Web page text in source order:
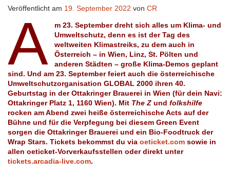
Veröffentlicht am 19. September 2022 von CR
A
m 23. September dreht sich alles um Klima- und
Umweltschutz, denn es ist der Tag des
weltweiten Klimastreiks, zu dem auch in
Österreich – in Wien, Linz, St. Pölten und
anderen Städten – große Klima-Demos geplant
sind. Und am 23. September feiert auch die österreichische
Umweltschutzorganisation GLOBAL 2000 ihren 40.
Geburtstag in der Ottakringer Brauerei in Wien (für dein Navi:
Ottakringer Platz 1, 1160 Wien). Mit The Z und folkshilfe
rocken am Abend zwei heiße österreichische Acts auf der
Bühne und für die Verpfegung bei diesem Green Event
sorgen die Ottakringer Brauerei und ein Bio-Foodtruck der
Wrap Stars. Tickets bekommst du via oeticket.com sowie in
allen oeticket-Vorverkaufsstellen oder direkt unter
tickets.arcadia-live.com.